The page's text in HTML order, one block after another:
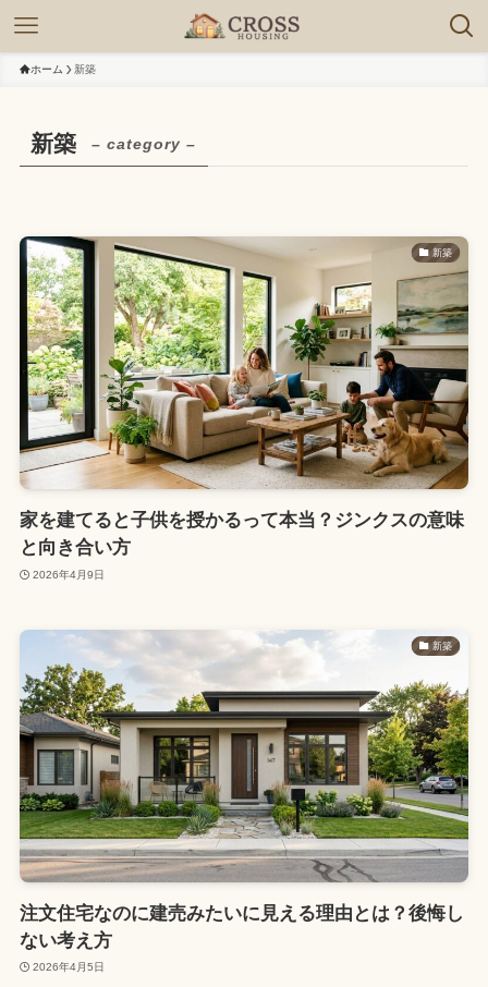
ホーム 新築
新築 – category –
新築
家を建てると子供を授かるって本当？ジンクスの意味
と向き合い方
2026年4月9日
新築
注文住宅なのに建売みたいに見える理由とは？後悔し
ない考え方
2026年4月5日